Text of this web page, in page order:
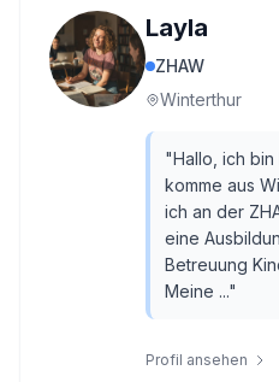
Layla
ZHAW
Winterthur
"Hallo, ich bin
komme aus
ich an der
eine
Betreuung
Meine ..."
Profil ansehen